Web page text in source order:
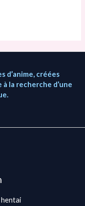
d’anime, créées
la recherche d’une